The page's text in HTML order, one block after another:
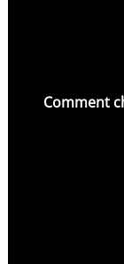
Comment